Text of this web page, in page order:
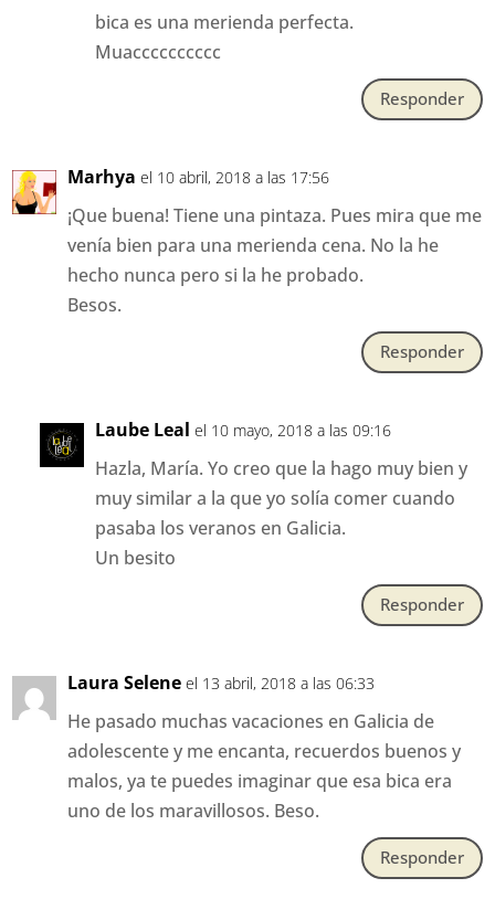
bica es una merienda perfecta.
Muacccccccccc
Responder
Marhya el 10 abril, 2018 a las 17:56
¡Que buena! Tiene una pintaza. Pues mira que me
venía bien para una merienda cena. No la he
hecho nunca pero si la he probado.
Besos.
Responder
Laube Leal el 10 mayo, 2018 a las 09:16
Hazla, María. Yo creo que la hago muy bien y
muy similar a la que yo solía comer cuando
pasaba los veranos en Galicia.
Un besito
Responder
Laura Selene el 13 abril, 2018 a las 06:33
He pasado muchas vacaciones en Galicia de
adolescente y me encanta, recuerdos buenos y
malos, ya te puedes imaginar que esa bica era
uno de los maravillosos. Beso.
Responder